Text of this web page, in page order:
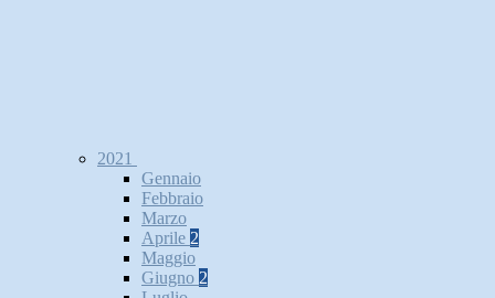
2021
Gennaio
Febbraio
Marzo
Aprile 2
Maggio
Giugno 2